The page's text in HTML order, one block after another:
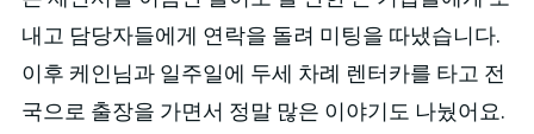
내고 담당자들에게 연락을 돌려 미팅을 따냈습니다.
이후 케인님과 일주일에 두세 차례 렌터카를 타고 전
국으로 출장을 가면서 정말 많은 이야기도 나눴어요.